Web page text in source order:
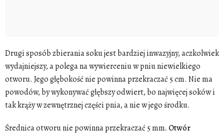
Drugi sposób zbierania soku jest bardziej inwazyjny, aczkolwiek
wydajniejszy, a polega na wywierceniu w pniu niewielkiego
otworu. Jego głębokość nie powinna przekraczać 5 cm. Nie ma
powodów, by wykonywać głębszy odwiert, bo najwięcej soków i
tak krąży w zewnętrznej części pnia, a nie w jego środku.
Średnica otworu nie powinna przekraczać 5 mm. Otwór